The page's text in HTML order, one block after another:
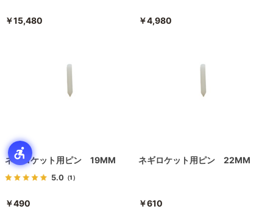
￥15,480 ￥4,980
ネギロケット用ピン 19MM
5.0 （1）
￥490
ネギロケット用ピン 22MM
￥610